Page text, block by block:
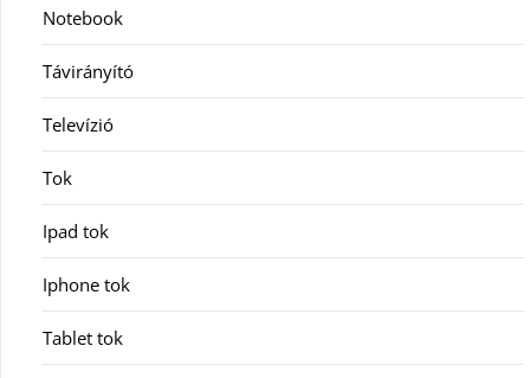
Notebook
Távirányító
Televízió
Tok
Ipad tok
Iphone tok
Tablet tok